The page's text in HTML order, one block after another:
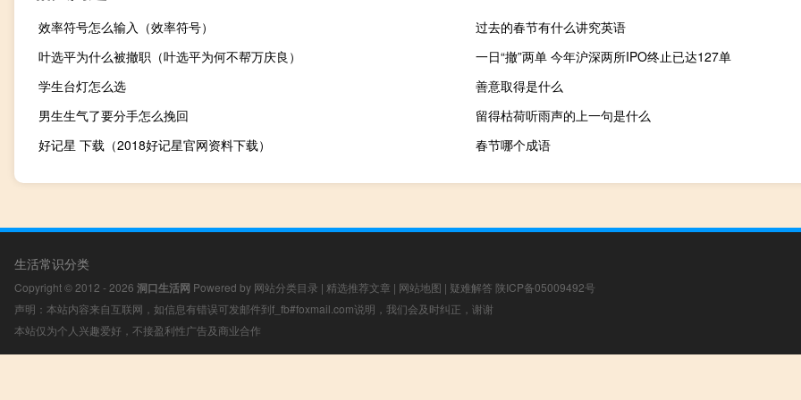
效率符号怎么输入（效率符号）
过去的春节有什么讲究英语
叶选平为什么被撤职（叶选平为何不帮万庆良）
一日“撤”两单 今年沪深两所IPO终止已达127单
学生台灯怎么选
善意取得是什么
男生生气了要分手怎么挽回
留得枯荷听雨声的上一句是什么
好记星 下载（2018好记星官网资料下载）
春节哪个成语
生活常识分类
Copyright © 2012 - 2026 洞口生活网 Powered by 网站分类目录 | 精选推荐文章 | 网站地图 | 疑难解答 陕ICP备05009492号
声明：本站内容来自互联网，如信息有错误可发邮件到f_fb#foxmail.com说明，我们会及时纠正，谢谢
本站仅为个人兴趣爱好，不接盈利性广告及商业合作